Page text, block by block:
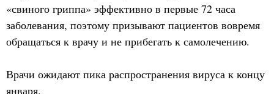
«свиного гриппа» эффективно в первые 72 часа
заболевания, поэтому призывают пациентов вовремя
обращаться к врачу и не прибегать к самолечению.
Врачи ожидают пика распространения вируса к концу
января.